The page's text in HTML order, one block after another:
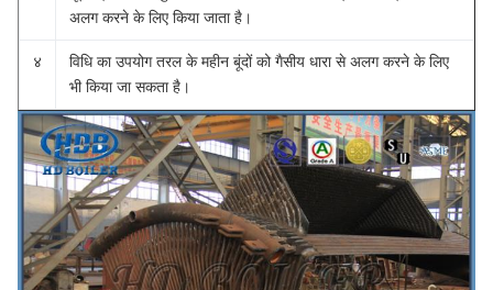
अलग करने के लिए किया जाता है।
४
विधि का उपयोग तरल के महीन बूंदों को गैसीय धारा से अलग करने के लिए
भी किया जा सकता है।